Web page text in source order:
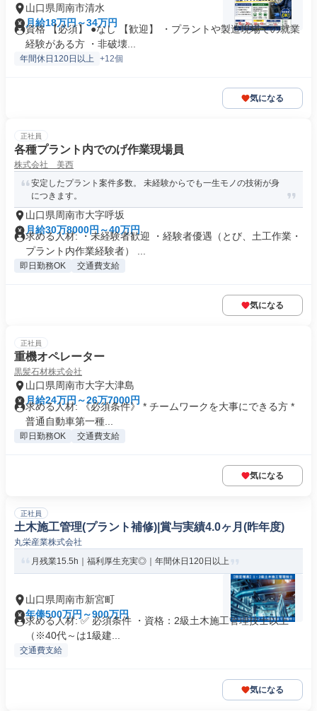
山口県周南市清水
月給18万円～34万円
資格 【必須】 ●なし 【歓迎】 ・プラントや製造現場での就業
経験がある方 ・非破壊...
年間休日120日以上 +12個
気になる
正社員
各種プラント内でのげ作業現場員
株式会社 美西
安定したプラント案件多数。 未経験からでも一生モノの技術が身
につきます。
山口県周南市大字呼坂
月給30万8000円～40万円
求める人材: ・未経験者歓迎 ・経験者優遇（とび、土工作業・
プラント内作業経験者） ...
即日勤務OK 交通費支給
気になる
正社員
重機オペレーター
黒髪石材株式会社
山口県周南市大字大津島
月給24万円～26万7000円
求める人材: 《必須条件》 * チームワークを大事にできる方 *
普通自動車第一種...
即日勤務OK 交通費支給
気になる
正社員
土木施工管理(プラント補修)|賞与実績4.0ヶ月(昨年度)
丸栄産業株式会社
月残業15.5h｜福利厚生充実◎｜年間休日120日以上
山口県周南市新宮町
年俸500万円～900万円
求める人材: ✅ 必須条件 ・資格：2級土木施工管理技士以上
（※40代～は1級建...
交通費支給
気になる